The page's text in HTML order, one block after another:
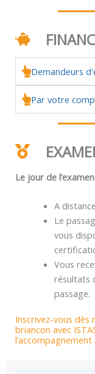
Demandeurs
Par votre
Le jour de l’examen
A
Le
vous
Vous
résultats
passage.
Inscrivez-vous dès
briancon avec